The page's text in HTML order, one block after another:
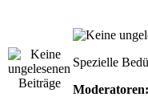
Spezielle
Moderatoren: